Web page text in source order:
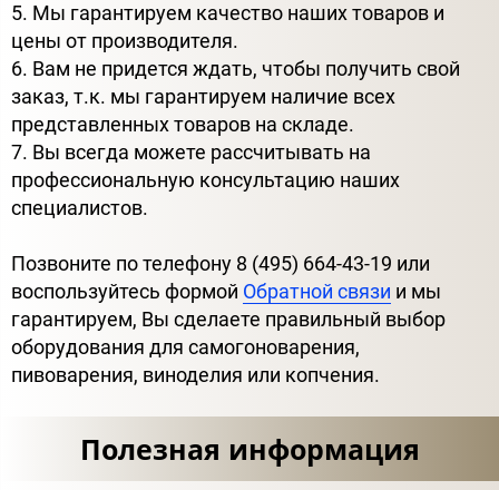
5. Мы гарантируем качество наших товаров и
цены от производителя.
6. Вам не придется ждать, чтобы получить свой
заказ, т.к. мы гарантируем наличие всех
представленных товаров на складе.
7. Вы всегда можете рассчитывать на
профессиональную консультацию наших
специалистов.
Позвоните по телефону 8 (495) 664-43-19 или
воспользуйтесь формой Обратной связи и мы
гарантируем, Вы сделаете правильный выбор
оборудования для самогоноварения,
пивоварения, виноделия или копчения.
Полезная информация